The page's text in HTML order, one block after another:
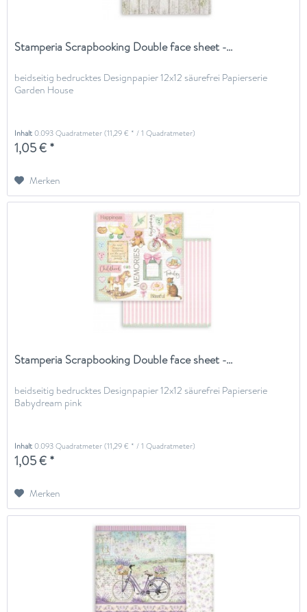
Stamperia Scrapbooking Double face sheet -...
beidseitig bedrucktes Designpapier 12x12 säurefrei Papierserie
Garden House
Inhalt0.093 Quadratmeter(11,29 € * / 1 Quadratmeter)
1,05 € *
Merken
Stamperia Scrapbooking Double face sheet -...
beidseitig bedrucktes Designpapier 12x12 säurefrei Papierserie
Babydream pink
Inhalt0.093 Quadratmeter(11,29 € * / 1 Quadratmeter)
1,05 € *
Merken